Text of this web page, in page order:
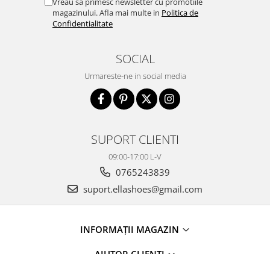
magazinului. Afla mai multe in Politica de
Confidentialitate
SOCIAL
Urmareste-ne in social media
SUPORT CLIENTI
09:00-17:00 L-V
0765243839
suport.ellashoes@gmail.com
INFORMAȚII MAGAZIN